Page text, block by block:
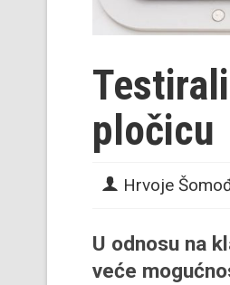
pločicu
Hrvoje
U odnosu na
veće